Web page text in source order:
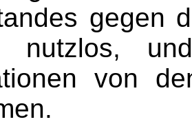
gegen
nutzlos,
von